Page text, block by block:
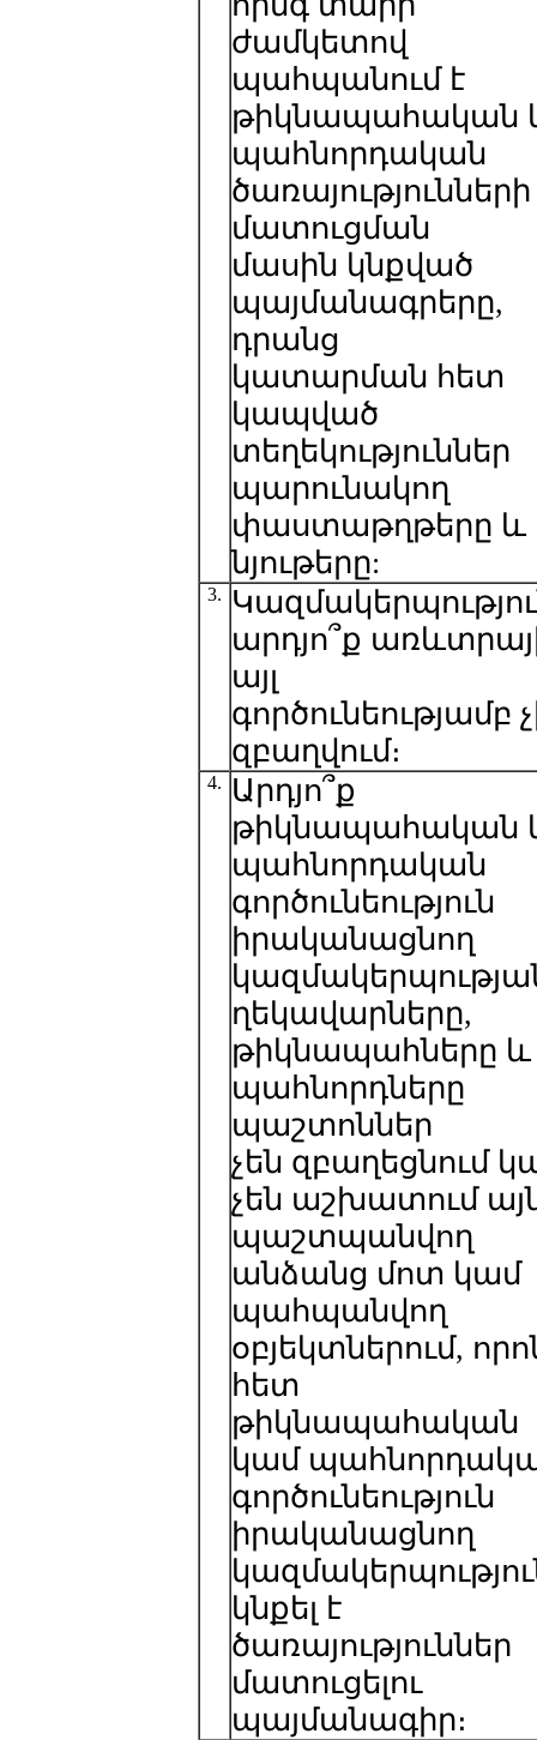
ժամկետով
պահպանում է
թիկնապահական
պահնորդական
ծառայությունների
մատուցման
մասին կնքված
պայմանագրերը,
դրանց
կատարման հետ
կապված
տեղեկություններ
պարունակող
փաստաթղթերը և
նյութերը:
3.
արդյո՞ք
այլ
գործունեությամբ
զբաղվում։
4.
Արդյո՞ք
թիկնապահական
պահնորդական
գործունեություն
իրականացնող
ղեկավարները,
թիկնապահները և
պահնորդները
պաշտոններ
չեն զբաղեցնում
չեն աշխատում
պաշտպանվող
անձանց մոտ կամ
պահպանվող
օբյեկտներում,
հետ
թիկնապահական
կամ
գործունեություն
իրականացնող
կնքել է
ծառայություններ
մատուցելու
պայմանագիր։